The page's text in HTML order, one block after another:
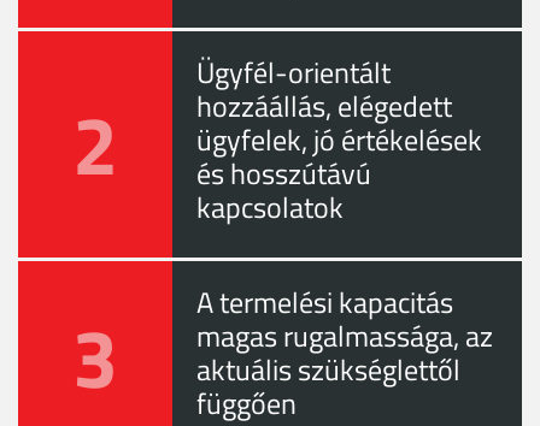
2
Ügyfél-orientált
hozzáállás, elégedett
ügyfelek, jó értékelések
és hosszútávú
kapcsolatok
3 A termelési kapacitás
magas rugalmassága, az
aktuális szükséglettől
függően